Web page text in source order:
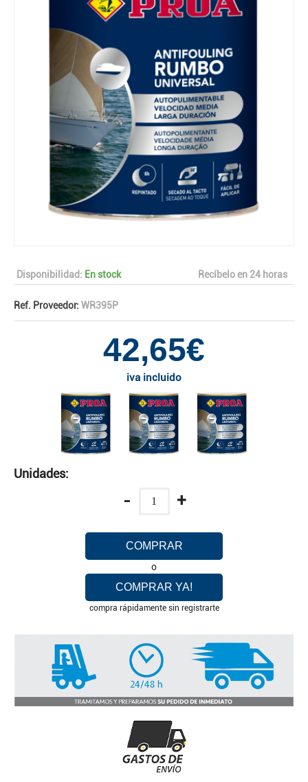
Disponibilidad: En stock Recíbelo en 24 horas
Ref. Proveedor: WR395P
42,65€
iva incluido
Unidades:
- +
COMPRAR
o
COMPRAR YA!
compra rápidamente sin registrarte